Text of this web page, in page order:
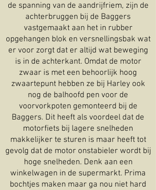
de spanning van de aandrijfriem, zijn de
achterbruggen bij de Baggers
vastgemaakt aan het in rubber
opgehangen blok en versnellingsbak wat
er voor zorgt dat er altijd wat beweging
is in de achterkant. Omdat de motor
zwaar is met een behoorlijk hoog
zwaartepunt hebben ze bij Harley ook
nog de balhoofd pen voor de
voorvorkpoten gemonteerd bij de
Baggers. Dit heeft als voordeel dat de
motorfiets bij lagere snelheden
makkelijker te sturen is maar heeft tot
gevolg dat de motor onstabieler wordt bij
hoge snelheden. Denk aan een
winkelwagen in de supermarkt. Prima
bochtjes maken maar ga nou niet hard